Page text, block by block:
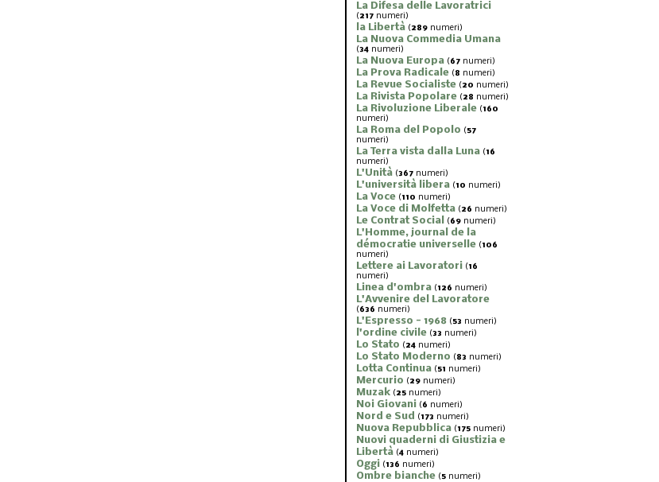
La Difesa delle Lavoratrici
(217 numeri)
la Libertà (289 numeri)
La Nuova Commedia Umana
(34 numeri)
La Nuova Europa (67 numeri)
La Prova Radicale (8 numeri)
La Revue Socialiste (20 numeri)
La Rivista Popolare (28 numeri)
La Rivoluzione Liberale (160
numeri)
La Roma del Popolo (57
numeri)
La Terra vista dalla Luna (16
numeri)
L'Unità (367 numeri)
L'università libera (10 numeri)
La Voce (110 numeri)
La Voce di Molfetta (26 numeri)
Le Contrat Social (69 numeri)
L'Homme, journal de la
démocratie universelle (106
numeri)
Lettere ai Lavoratori (16
numeri)
Linea d'ombra (126 numeri)
L'Avvenire del Lavoratore
(636 numeri)
L'Espresso - 1968 (53 numeri)
l'ordine civile (33 numeri)
Lo Stato (24 numeri)
Lo Stato Moderno (83 numeri)
Lotta Continua (51 numeri)
Mercurio (29 numeri)
Muzak (25 numeri)
Noi Giovani (6 numeri)
Nord e Sud (173 numeri)
Nuova Repubblica (175 numeri)
Nuovi quaderni di Giustizia e
Libertà (4 numeri)
Oggi (136 numeri)
Ombre bianche (5 numeri)